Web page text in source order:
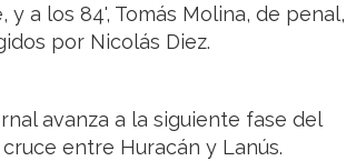
a los 84', Tomás Molina, de penal,
por Nicolás Diez.
avanza a la siguiente fase del
entre Huracán y Lanús.